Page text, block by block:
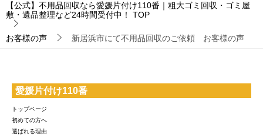
【公式】不用品回収なら愛媛片付け110番｜粗大ゴミ回収・ゴミ屋
敷・遺品整理など24時間受付中！
TOP
お客様の声 新居浜市にて不用品回収のご依頼 お客様の声
愛媛片付け110番
トップページ
初めての方へ
選ばれる理由